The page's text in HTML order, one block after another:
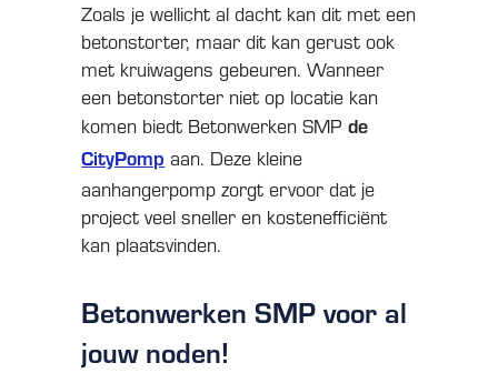
Zoals je wellicht al dacht kan dit met een
betonstorter, maar dit kan gerust ook
met kruiwagens gebeuren. Wanneer
een betonstorter niet op locatie kan
komen biedt Betonwerken SMPde
CityPomp aan. Deze kleine
aanhangerpomp zorgt ervoor dat je
project veel sneller en kostenefficiënt
kan plaatsvinden.
Betonwerken SMP voor al
jouw noden!